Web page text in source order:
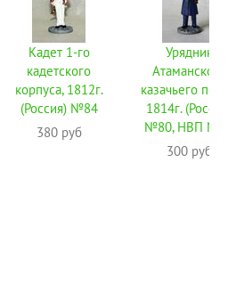
Кадет 1-го
кадетского
корпуса, 1812г.
(Россия) №84
380 руб
Урядник
Атаманского
казачьего
1814г. (Россия)
№80, НВП №80
300 руб